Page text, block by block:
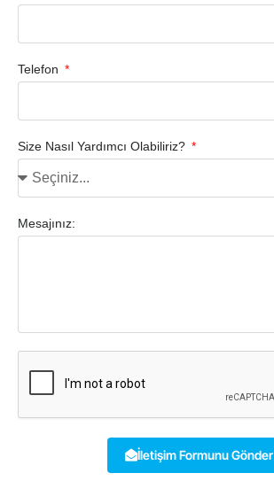
Telefon
Size Nasıl Yardımcı Olabiliriz?
Mesajınız:
İletişim Formunu Gönder